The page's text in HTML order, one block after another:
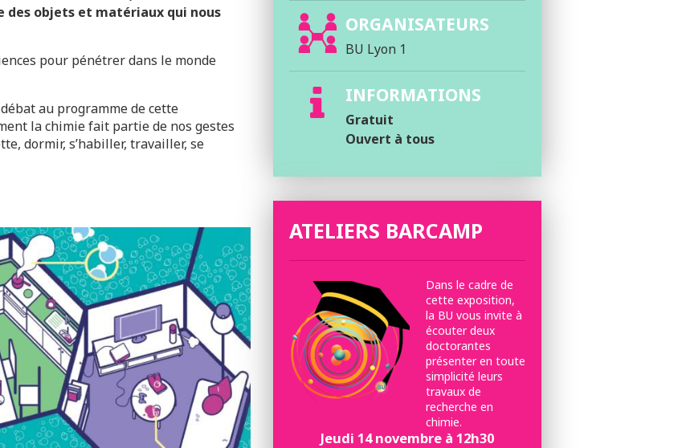
objets et matériaux qui nous
pour pénétrer dans le monde
au programme de cette
la chimie fait partie de nos gestes
dormir, s’habiller, travailler, se
ORGANISATEURS
BU Lyon 1
INFORMATIONS
Gratuit
Ouvert à tous
ATELIERS BARCAMP
Dans le cadre de
cette exposition,
la BU vous invite à
écouter deux
doctorantes
présenter en toute
simplicité leurs
travaux de
recherche en
chimie.
Jeudi 14 novembre à 12h30